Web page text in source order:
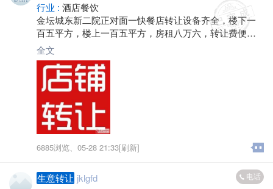
行业 : 酒店餐饮
金坛城东新二院正对面一快餐店转让设备齐全，楼下一
百五平方，楼上一百五平方，房租八万六，转让费便
宜！电话*****2403吴总！
全文
6885浏览、 05-28 21:33[刷新]
生意转让 jklgfd 电话